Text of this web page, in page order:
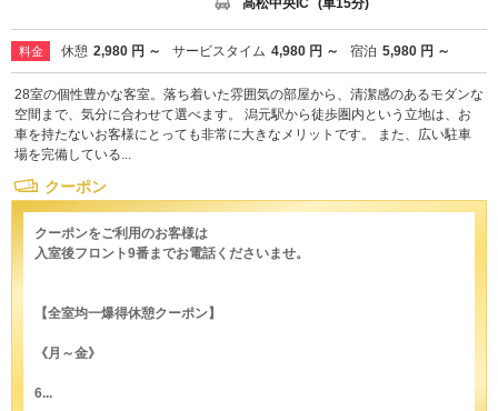
料金 休憩 2,980 円 ～ サービスタイム 4,980 円 ～ 宿泊 5,980 円 ～
28室の個性豊かな客室。落ち着いた雰囲気の部屋から、清潔感のあるモダンな
空間まで、気分に合わせて選べます。 潟元駅から徒歩圏内という立地は、お
車を持たないお客様にとっても非常に大きなメリットです。 また、広い駐車
場を完備している...
クーポン
クーポンをご利用のお客様は
入室後フロント9番までお電話くださいませ。
【全室均一爆得休憩クーポン】
《月～金》
6...